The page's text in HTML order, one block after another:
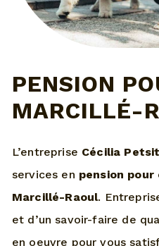
PENSION
MARCILLÉ-
L’entreprise Cécilia
services en pension pour
Marcillé-Raoul.
et d’un savoir-faire de
en oeuvre pour vous